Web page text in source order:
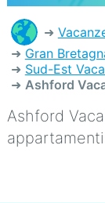
Gran
Sud-Est
Ashford
Ashford